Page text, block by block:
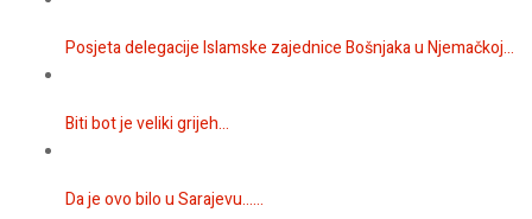
Posjeta delegacije Islamske zajednice Bošnjaka u Njemačkoj...
Biti bot je veliki grijeh...
Da je ovo bilo u Sarajevu…...